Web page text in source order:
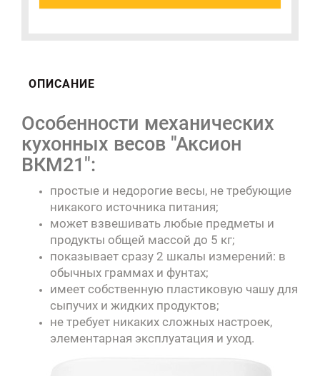
ОПИСАНИЕ
Особенности механических
кухонных весов "Аксион
ВКМ21":
простые и недорогие весы, не требующие
никакого источника питания;
может взвешивать любые предметы и
продукты общей массой до 5 кг;
показывает сразу 2 шкалы измерений: в
обычных граммах и фунтах;
имеет собственную пластиковую чашу для
сыпучих и жидких продуктов;
не требует никаких сложных настроек,
элементарная эксплуатация и уход.